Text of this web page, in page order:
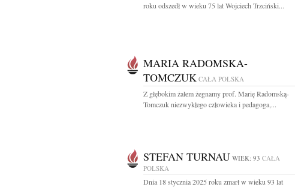
roku odszedł w wieku 75 lat Wojciech Trzciński...
MARIA RADOMSKA-
TOMCZUK CAŁA POLSKA
Z głębokim żalem żegnamy prof. Marię Radomską-
Tomczuk niezwykłego człowieka i pedagoga,...
STEFAN TURNAU WIEK: 93 CAŁA
POLSKA
Dnia 18 stycznia 2025 roku zmarł w wieku 93 lat